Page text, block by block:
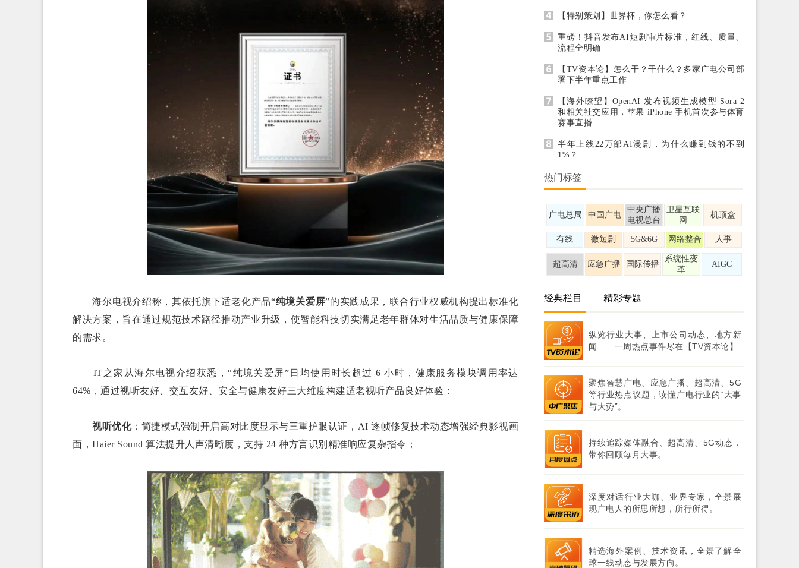
海尔电视介绍称，其依托旗下适老化产品“纯境关爱屏”的实践成果，联合行业权威机构提出标准化
解决方案，旨在通过规范技术路径推动产业升级，使智能科技切实满足老年群体对生活品质与健康保障
的需求。
IT之家从海尔电视介绍获悉，“纯境关爱屏”日均使用时长超过 6 小时，健康服务模块调用率达
64%，通过视听友好、交互友好、安全与健康友好三大维度构建适老视听产品良好体验：
视听优化：简捷模式强制开启高对比度显示与三重护眼认证，AI 逐帧修复技术动态增强经典影视画
面，Haier Sound 算法提升人声清晰度，支持 24 种方言识别精准响应复杂指令；
【特别策划】世界杯，你怎么看？
重磅！抖音发布AI短剧审片标准，红线、质量、
流程全明确
【TV资本论】怎么干？干什么？多家广电公司部
署下半年重点工作
【海外瞭望】OpenAI 发布视频生成模型 Sora 2
和相关社交应用，苹果 iPhone 手机首次参与体育
赛事直播
半年上线22万部AI漫剧，为什么赚到钱的不到
1%？
热门标签
广电总局 中国广电
中央广播
电视总台
卫星互联
网
机顶盒
有线 微短剧 5G&6G 网络整合 人事
超高清 应急广播 国际传播
系统性变
革
AIGC
经典栏目 精彩专题
纵览行业大事、上市公司动态、地方新
闻……一周热点事件尽在【TV资本论】
聚焦智慧广电、应急广播、超高清、5G
等行业热点议题，读懂广电行业的“大事
与大势”。
持续追踪媒体融合、超高清、5G动态，
带你回顾每月大事。
深度对话行业大咖、业界专家，全景展
现广电人的所思所想，所行所得。
精选海外案例、技术资讯，全景了解全
球一线动态与发展方向。